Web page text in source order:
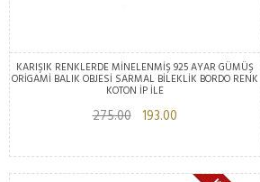
KARIŞIK RENKLERDE MİNELENMİŞ 925 AYAR GÜMÜŞ
ORİGAMİ BALIK OBJESİ SARMAL BİLEKLİK BORDO RENK
KOTON İP İLE
275.00193.00